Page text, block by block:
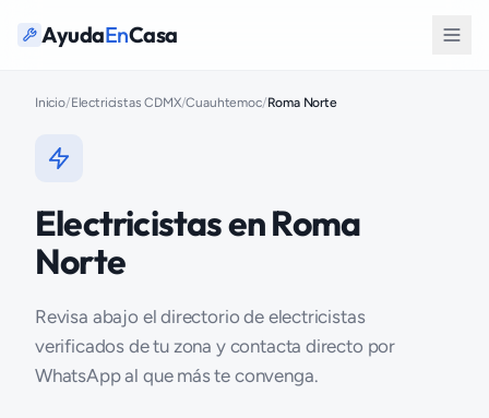
AyudaEnCasa
Inicio/Electricistas CDMX/Cuauhtemoc/Roma Norte
Electricistas en Roma
Norte
Revisa abajo el directorio de electricistas
verificados de tu zona y contacta directo por
WhatsApp al que más te convenga.